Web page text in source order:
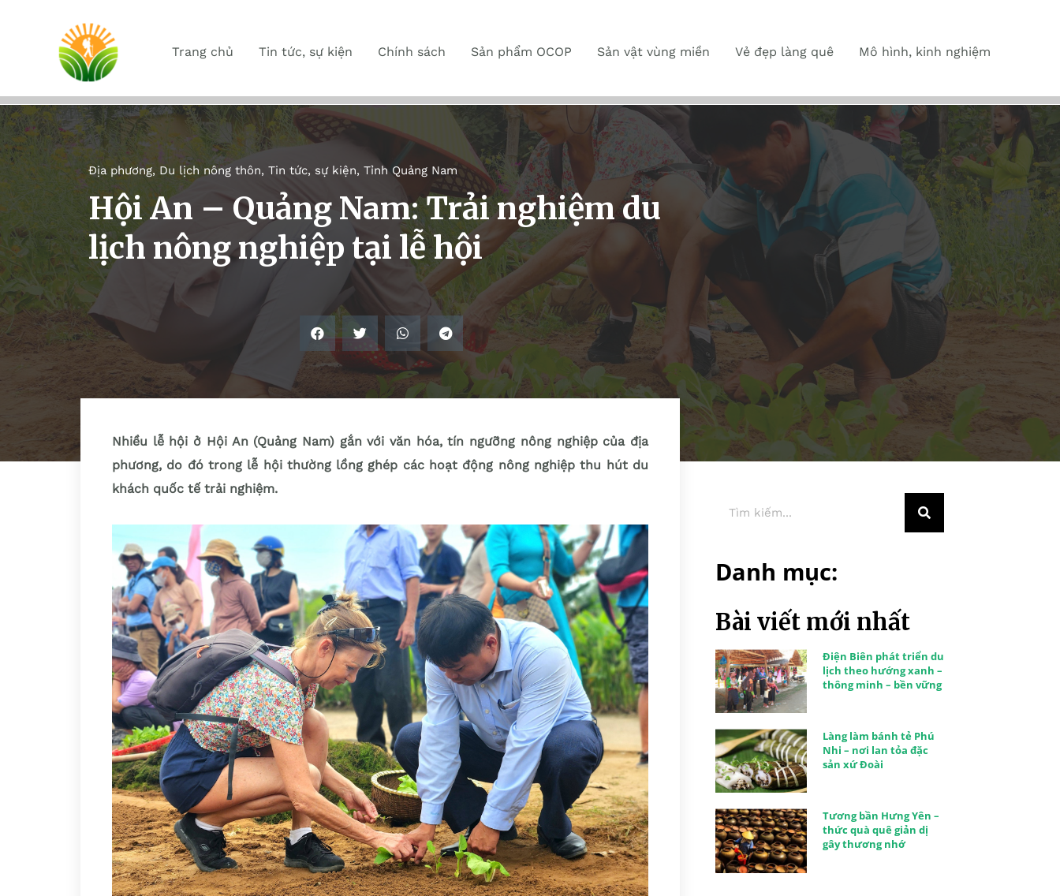
Trang chủ Tin tức, sự kiện Chính sách Sản phẩm OCOP Sản vật vùng miền Vẻ đẹp làng quê Mô hình, kinh nghiệm
Địa phương, Du lịch nông thôn, Tin tức, sự kiện, Tỉnh Quảng Nam
Hội An – Quảng Nam: Trải nghiệm du
lịch nông nghiệp tại lễ hội
Nhiều lễ hội ở Hội An (Quảng Nam) gắn với văn hóa, tín ngưỡng nông nghiệp của địa
phương, do đó trong lễ hội thường lồng ghép các hoạt động nông nghiệp thu hút du
khách quốc tế trải nghiệm.
Danh mục:
Bài viết mới nhất
Điện Biên phát triển du
lịch theo hướng xanh –
thông minh – bền vững
Làng làm bánh tẻ Phú
Nhi – nơi lan tỏa đặc
sản xứ Đoài
Tương bần Hưng Yên –
thức quà quê giản dị
gây thương nhớ